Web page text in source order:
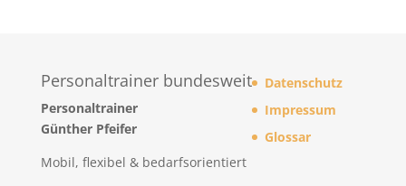
Personaltrainer bundesweit
Personaltrainer
Günther Pfeifer
Mobil, flexibel & bedarfsorientiert
Datenschutz
Impressum
Glossar